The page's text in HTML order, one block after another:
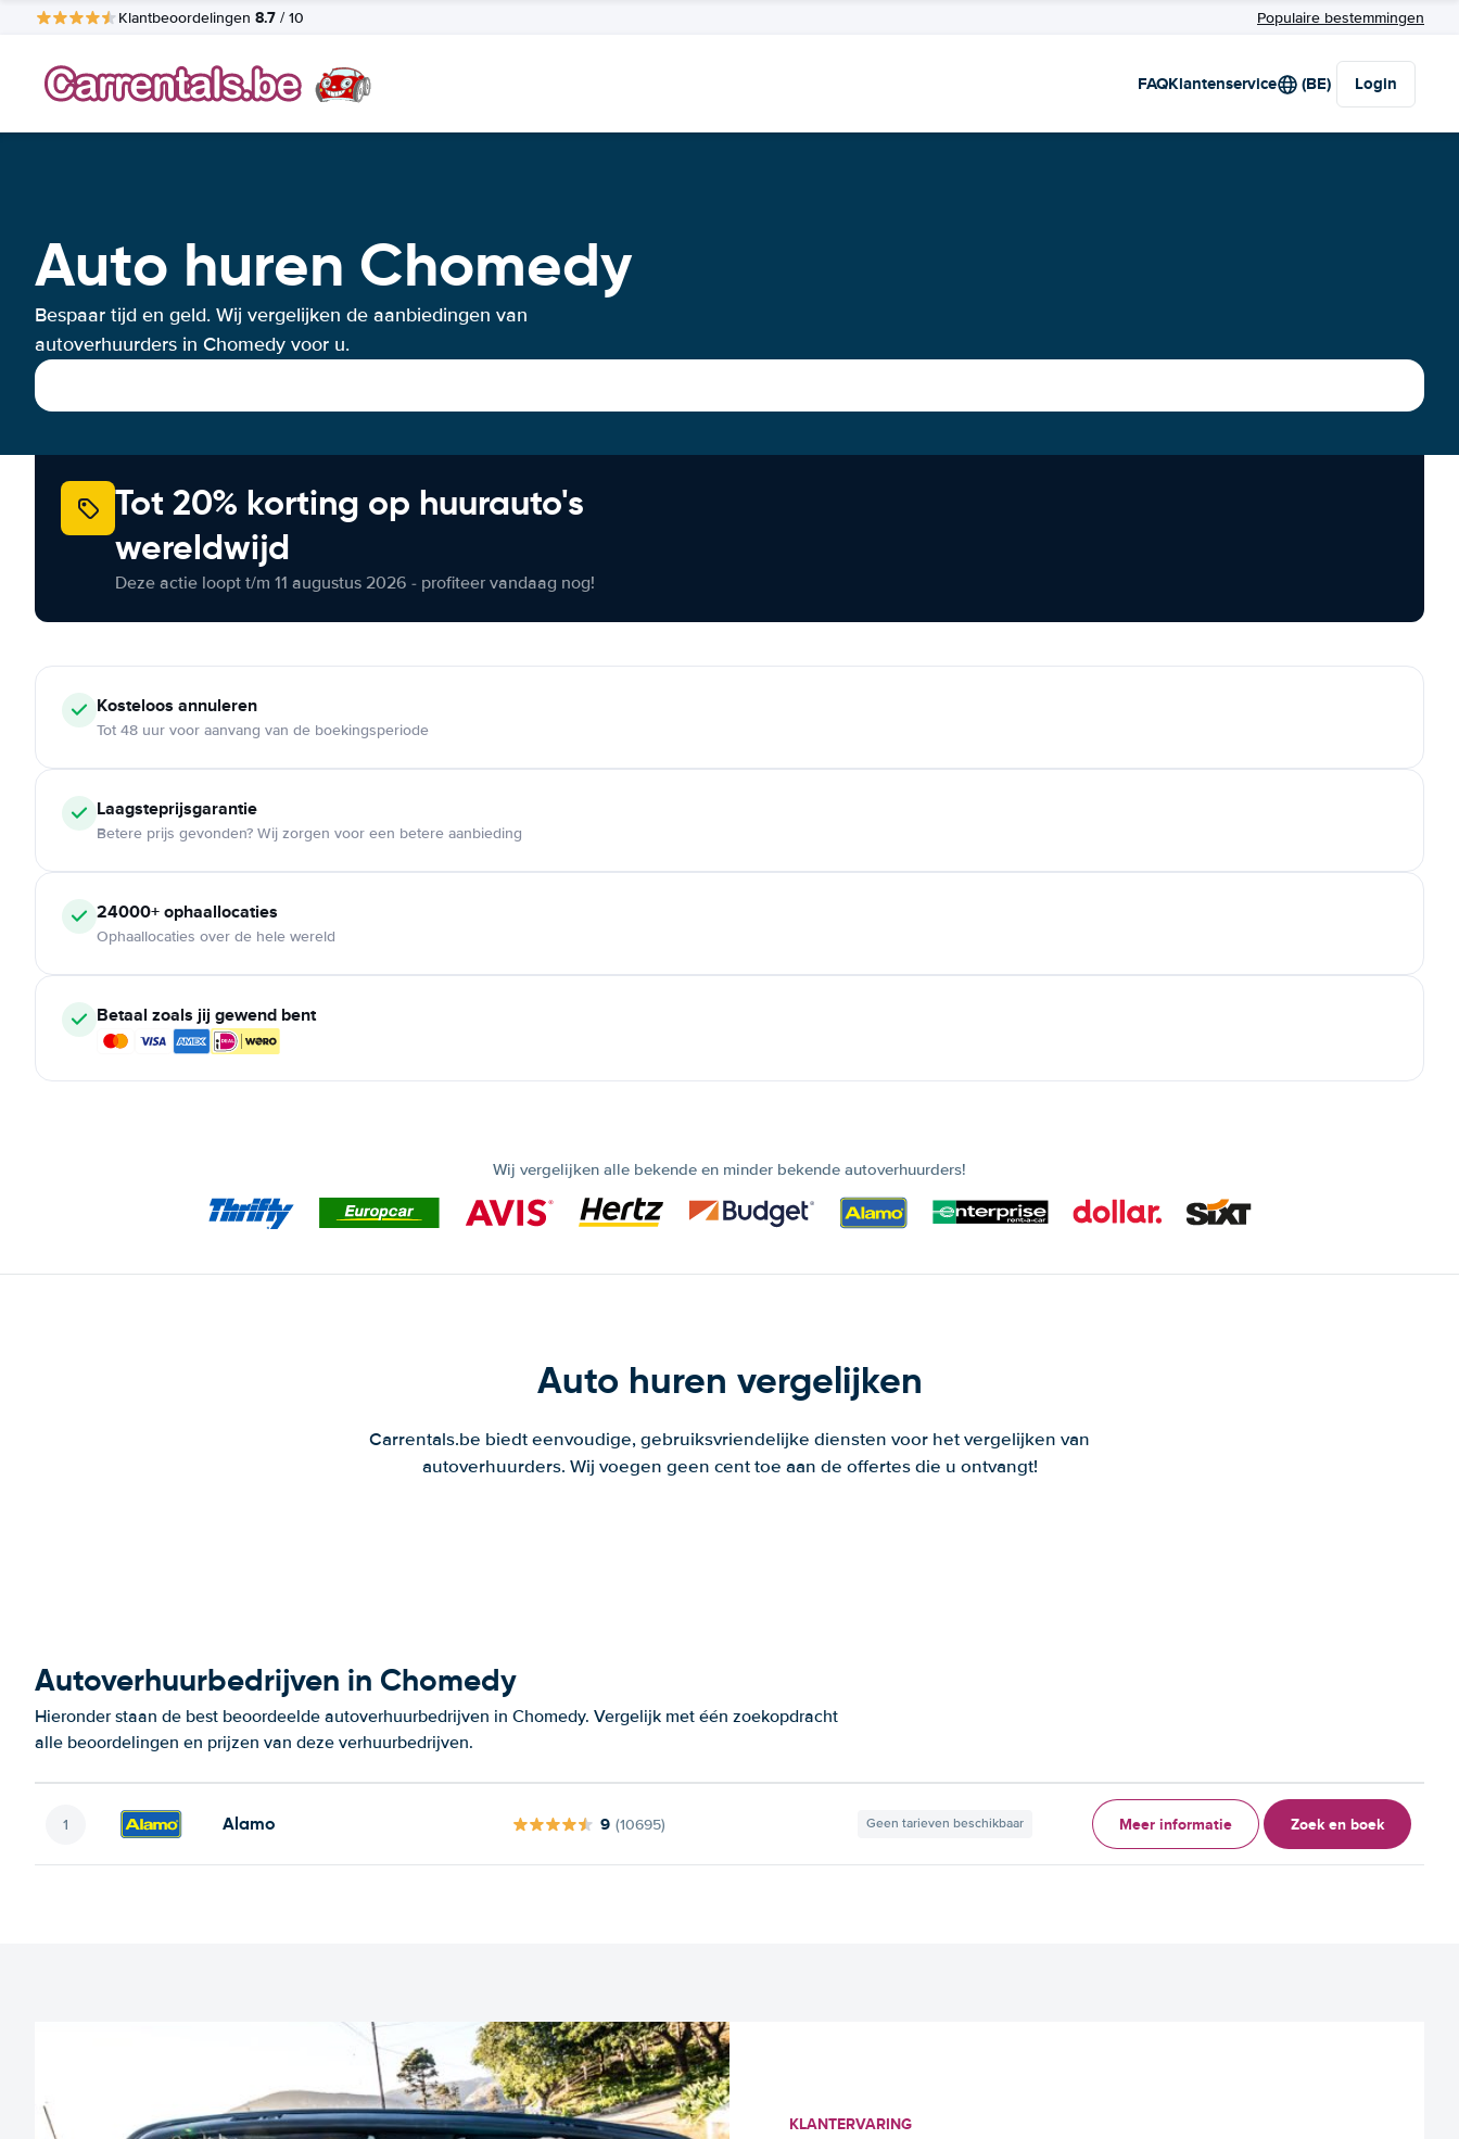
Klantbeoordelingen 8.7 / 10 Populaire bestemmingen
FAQKlantenservice (BE) Login
Auto huren Chomedy
Bespaar tijd en geld. Wij vergelijken de aanbiedingen van
autoverhuurders in Chomedy voor u.
Tot 20% korting op huurauto's
wereldwijd
Deze actie loopt t/m 11 augustus 2026 - profiteer vandaag nog!
Kosteloos annuleren
Tot 48 uur voor aanvang van de boekingsperiode
Laagsteprijsgarantie
Betere prijs gevonden? Wij zorgen voor een betere aanbieding
24000+ophaallocaties
Ophaallocaties over de hele wereld
Betaal zoals jij gewend bent
Wij vergelijken alle bekende en minder bekende autoverhuurders!
Auto huren vergelijken
Carrentals.be biedt eenvoudige, gebruiksvriendelijke diensten voor het vergelijken van
autoverhuurders. Wij voegen geen cent toe aan de offertes die u ontvangt!
Autoverhuurbedrijven in Chomedy
Hieronder staan de best beoordeelde autoverhuurbedrijven in Chomedy. Vergelijk met één zoekopdracht
alle beoordelingen en prijzen van deze verhuurbedrijven.
Alamo 9 (10695) Geen tarieven beschikbaar Meer informatie Zoek en boek
KLANTERVARING